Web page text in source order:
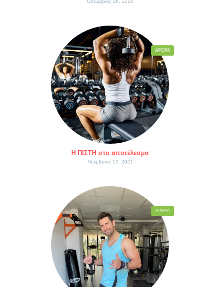
Οκτώβριος 26, 2020
Η ΠΙΣΤΗ στο αποτέλεσμα
Νοέμβριος 12, 2021
ΆΡΘΡΑ
ΆΡΘΡΑ